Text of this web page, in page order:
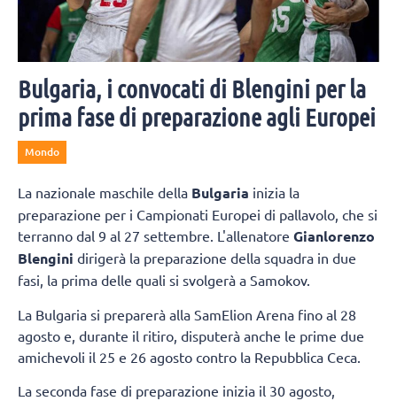
Bulgaria, i convocati di Blengini per la
prima fase di preparazione agli Europei
Mondo
La nazionale maschile della Bulgaria inizia la
preparazione per i Campionati Europei di pallavolo, che si
terranno dal 9 al 27 settembre. L'allenatore Gianlorenzo
Blengini dirigerà la preparazione della squadra in due
fasi, la prima delle quali si svolgerà a Samokov.
La Bulgaria si preparerà alla SamElion Arena fino al 28
agosto e, durante il ritiro, disputerà anche le prime due
amichevoli il 25 e 26 agosto contro la Repubblica Ceca.
La seconda fase di preparazione inizia il 30 agosto,